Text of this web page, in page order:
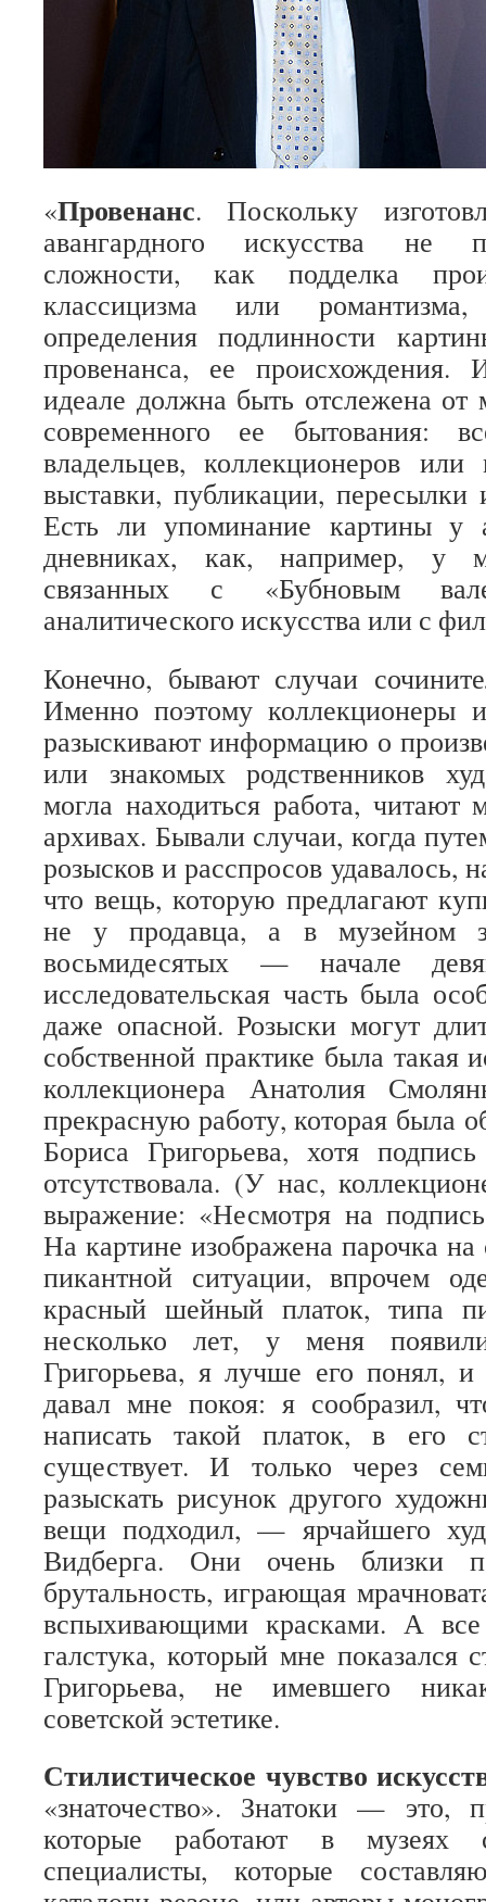
«Провенанс. Поскольку
авангардного искусства не
сложности, как подделка
классицизма или
определения подлинности
провенанса, ее происхождения.
идеале должна быть отслежена от
современного ее бытования:
владельцев, коллекционеров
выставки, публикации, пересылки
Есть ли упоминание картины у
дневниках, как, например, у
связанных с «Бубновым
аналитического искусства или с
Конечно, бывают случаи
Именно поэтому коллекционеры
разыскивают информацию о
или знакомых родственников
могла находиться работа, читают
архивах. Бывали случаи, когда
розысков и расспросов удавалось,
что вещь, которую предлагают
не у продавца, а в музейном
восьмидесятых — начале
исследовательская часть была
даже опасной. Розыски могут
собственной практике была такая
коллекционера Анатолия
прекрасную работу, которая была
Бориса Григорьева, хотя
отсутствовала. (У нас,
выражение: «Несмотря на
На картине изображена парочка на
пикантной ситуации, впрочем
красный шейный платок, типа
несколько лет, у меня
Григорьева, я лучше его понял, и
давал мне покоя: я сообразил,
написать такой платок, в его
существует. И только через
разыскать рисунок другого
вещи подходил, — ярчайшего
Видберга. Они очень близки
брутальность, играющая
вспыхивающими красками. А
галстука, который мне показался
Григорьева, не имевшего
советской эстетике.
Стилистическое чувство
«знаточество». Знатоки — это,
которые работают в музеях
специалисты, которые